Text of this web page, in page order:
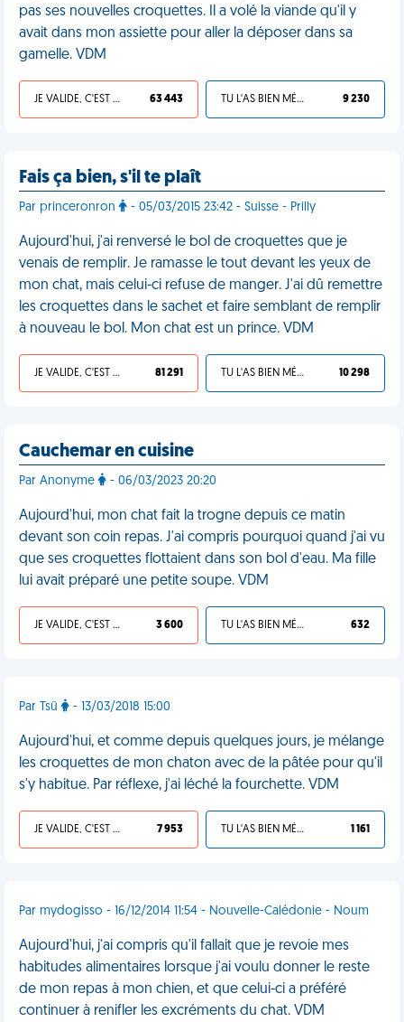
pas ses nouvelles croquettes. Il a volé la viande qu'il y
avait dans mon assiette pour aller la déposer dans sa
gamelle. VDM
JE VALIDE, C'EST UNE VDM 63 443 TU L'AS BIEN MÉRITÉ 9 230
Fais ça bien, s'il te plaît
Par princeronron - 05/03/2015 23:42 - Suisse - Prilly
Aujourd'hui, j'ai renversé le bol de croquettes que je
venais de remplir. Je ramasse le tout devant les yeux de
mon chat, mais celui-ci refuse de manger. J'ai dû remettre
les croquettes dans le sachet et faire semblant de remplir
à nouveau le bol. Mon chat est un prince. VDM
JE VALIDE, C'EST UNE VDM 81 291 TU L'AS BIEN MÉRITÉ 10 298
Cauchemar en cuisine
Par Anonyme - 06/03/2023 20:20
Aujourd'hui, mon chat fait la trogne depuis ce matin
devant son coin repas. J'ai compris pourquoi quand j'ai vu
que ses croquettes flottaient dans son bol d'eau. Ma fille
lui avait préparé une petite soupe. VDM
JE VALIDE, C'EST UNE VDM 3 600 TU L'AS BIEN MÉRITÉ 632
Par Tsü - 13/03/2018 15:00
Aujourd'hui, et comme depuis quelques jours, je mélange
les croquettes de mon chaton avec de la pâtée pour qu'il
s'y habitue. Par réflexe, j'ai léché la fourchette. VDM
JE VALIDE, C'EST UNE VDM 7 953 TU L'AS BIEN MÉRITÉ 1 161
Par mydogisso - 16/12/2014 11:54 - Nouvelle-Calédonie - Noum
Aujourd'hui, j'ai compris qu'il fallait que je revoie mes
habitudes alimentaires lorsque j'ai voulu donner le reste
de mon repas à mon chien, et que celui-ci a préféré
continuer à renifler les excréments du chat. VDM